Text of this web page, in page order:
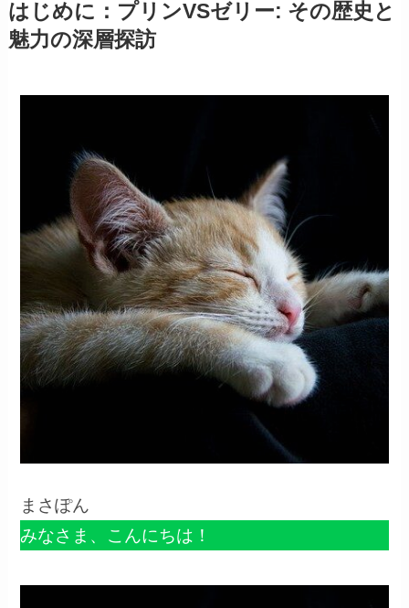
​はじめに：プリンVSゼリー: その歴史と
魅力の深層探訪
まさぽん
みなさま、こんにちは！